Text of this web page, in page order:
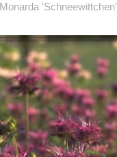
Monarda 'Schneewittchen'